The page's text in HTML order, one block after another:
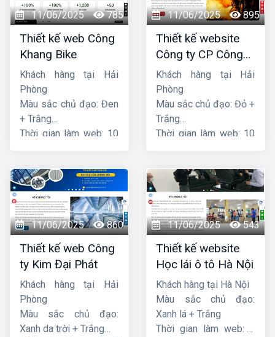
11/06/2025 785
Thiết kế web Công
Khang Bike
Khách hàng tại Hải
Phòng
Màu sắc chủ đạo: Đen
+ Trắng
Thời gian làm web: 10
11/06/2025 895
Thiết kế website
Công ty CP Công
nghệ PCCC Bắc Hà
Khách hàng tại Hải
Phòng
Màu sắc chủ đạo: Đỏ +
Trắng
Thời gian làm web: 10
11/06/2025 860
Thiết kế web Công
ty Kim Đại Phát
Khách hàng tại Hải
Phòng
Màu sắc chủ đạo:
Xanh da trời + Trắng
11/06/2025 543
Thiết kế website
Học lái ô tô Hà Nội
Khách hàng tại Hà Nội
Màu sắc chủ đạo:
Xanh lá + Trắng
Thời gian làm web: 7